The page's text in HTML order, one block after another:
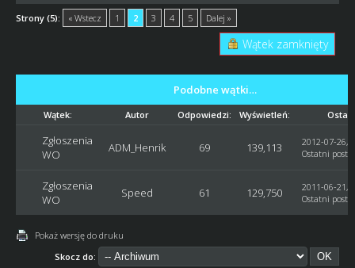
Strony (5): « Wstecz 1 2 3 4 5 Dalej »
Wątek zamknięty
Podobne wątki…
Wątek: Autor Odpowiedzi: Wyświetleń:
Zgłoszenia
WO
ADM_Henrik 69 139,113
2012-07-26,
Ostatni post:
Zgłoszenia
WO
Speed 61 129,750
2011-06-21,
Ostatni post:
Pokaż wersję do druku
Skocz do: